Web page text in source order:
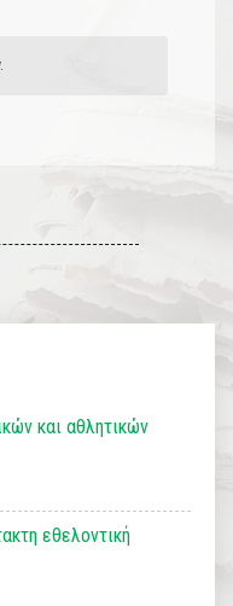
και αθλητικών
εθελοντική